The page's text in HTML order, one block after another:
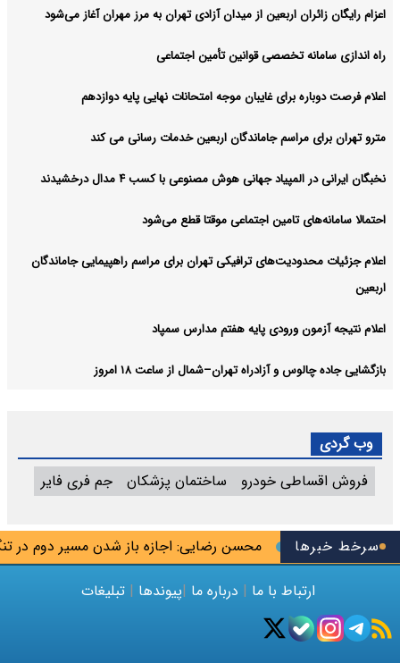
سرخط خبرها محسن رضایی: اجازه باز شدن مسیر دوم در تنگه به جاسوس تیم
اعزام رایگان زائران اربعین از میدان آزادی تهران به مرز مهران آغاز می‌شود
راه اندازی سامانه تخصصی قوانین تأمین اجتماعی
اعلام فرصت دوباره برای غایبان موجه امتحانات نهایی پایه دوازدهم
مترو تهران برای مراسم جاماندگان اربعین خدمات رسانی می کند
نخبگان ایرانی در المپیاد جهانی هوش مصنوعی با کسب ۴ مدال درخشیدند
احتمالا سامانه‌های تامین اجتماعی موقتا قطع می‌شود
اعلام جزئیات محدودیت‌های ترافیکی تهران برای مراسم راهپیمایی جاماندگان
اربعین
اعلام نتیجه آزمون ورودی پایه هفتم مدارس سمپاد
بازگشایی جاده چالوس و آزادراه تهران–شمال از ساعت ۱۸ امروز
وب گردی
فروش اقساطی خودرو
ساختمان پزشکان جم فری فایر
ارتباط با ما | درباره ما |پیوندها | تبلیغات